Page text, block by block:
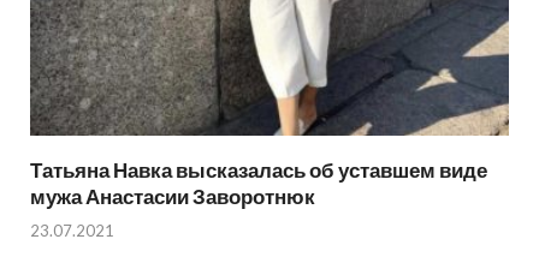
Татьяна Навка высказалась об уставшем виде
мужа Анастасии Заворотнюк
23.07.2021